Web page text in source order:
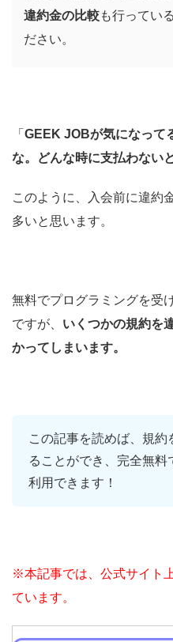
違約金の比較も行ってい
ださい。
「 GEEK JOBが気になって
な。どんな時に支払わない
このように、入会前に違約
多いと思います。
無料でプログラミングを受
ですが、 いくつかの規約を
かってしまいます。
この記事を読めば、規約
ることができ、完全無料
利用できます！
※本記事では、公式サイト
ています。